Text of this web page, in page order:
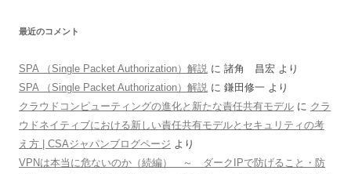
最近のコメント
SPA （Single Packet Authorization）解説 に 諸角 昌宏 より
SPA （Single Packet Authorization）解説 に 鎌田修一 より
クラウドコンピューティングの進化と新たな責任共有モデル に クラ
ウドネイティブにおける新しい責任共有モデルとセキュリティの考
え方 | CSAジャパンブログページ より
VPNは本当に危ないのか（続編） ～ ダークIPで防げること・防